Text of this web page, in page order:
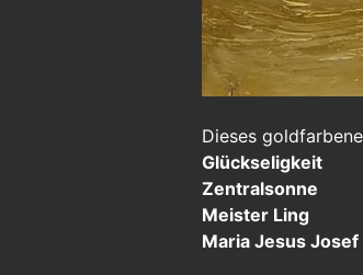
Dieses
Glückseligkeit
Zentralsonne
Meister Ling
Maria Jesus